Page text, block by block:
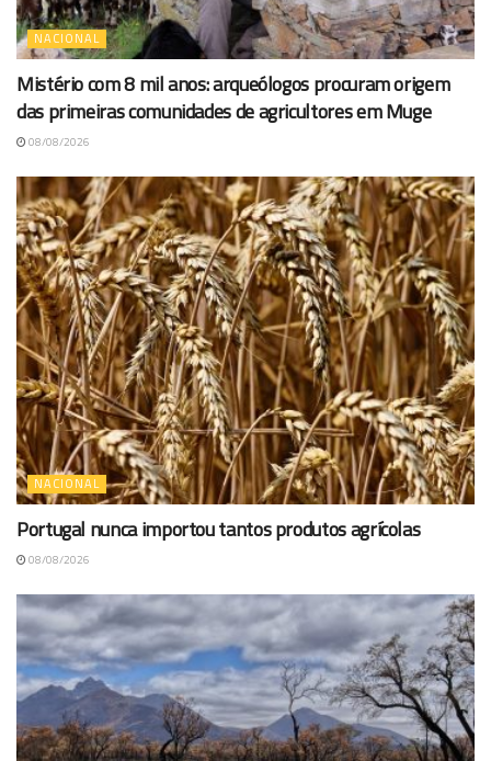
NACIONAL
Mistério com 8 mil anos: arqueólogos procuram origem
das primeiras comunidades de agricultores em Muge
08/08/2026
NACIONAL
Portugal nunca importou tantos produtos agrícolas
08/08/2026